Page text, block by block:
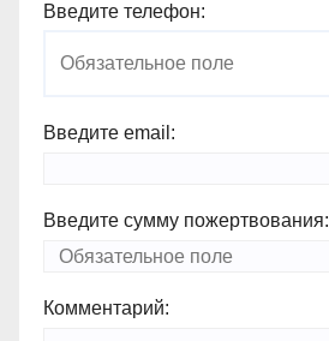
Введите телефон:
Введите email:
Введите сумму пожертвования:
Комментарий: